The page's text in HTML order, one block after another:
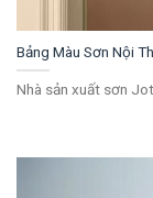
Bảng Màu Sơn Nội
Nhà sản xuất sơn